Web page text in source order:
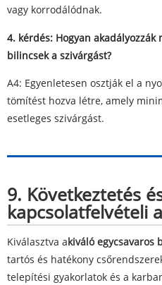
vagy korrodálódnak.
4. kérdés: Hogyan akadályozzák
bilincsek a szivárgást?
A4: Egyenletesen osztják el a
tömítést hozva létre, amely
esetleges szivárgást.
9. Következtetés
kapcsolatfelvételi
Kiválasztva akiváló egycsavaros
tartós és hatékony
telepítési gyakorlatok és a